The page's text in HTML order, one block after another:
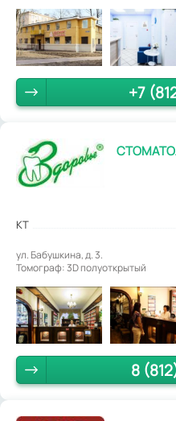
+7
КТ
ул. Бабушкина, д. 3.
Томограф: 3D полуоткрытый
8